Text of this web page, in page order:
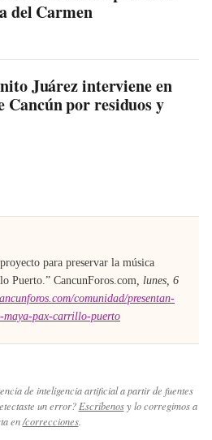
del Carmen
Juárez interviene en
Cancún por residuos y
para preservar la música
Puerto.” CancunForos.com, lunes, 6
comunidad/presentan-
maya-pax-carrillo-puerto
de inteligencia artificial a partir de fuentes
un error? Escríbenos y lo corregimos a
en /correcciones.